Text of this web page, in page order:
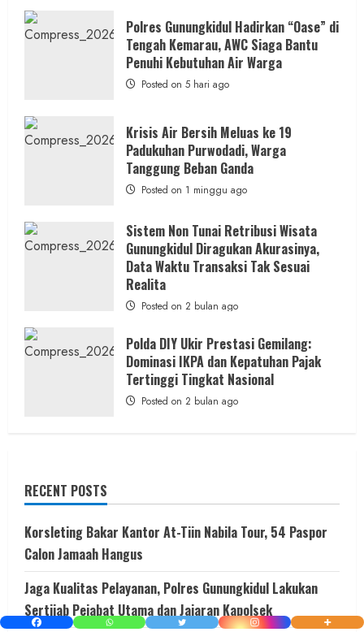
Penipuan
Masuk
RSUD
Wonosari
Seret
Oknum
Polres Gunungkidul Hadirkan “Oase” di
Tengah Kemarau, AWC Siaga Bantu
Penuhi Kebutuhan Air Warga
Posted on 5 hari ago
Krisis Air Bersih Meluas ke 19
Padukuhan Purwodadi, Warga
Tanggung Beban Ganda
Posted on 1 minggu ago
Sistem Non Tunai Retribusi Wisata
Gunungkidul Diragukan Akurasinya,
Data Waktu Transaksi Tak Sesuai
Realita
Posted on 2 bulan ago
Polda DIY Ukir Prestasi Gemilang:
Dominasi IKPA dan Kepatuhan Pajak
Tertinggi Tingkat Nasional
Posted on 2 bulan ago
RECENT POSTS
Korsleting Bakar Kantor At-Tiin Nabila Tour, 54 Paspor
Calon Jamaah Hangus
Jaga Kualitas Pelayanan, Polres Gunungkidul Lakukan
Sertijab Pejabat Utama dan Jajaran Kapolsek